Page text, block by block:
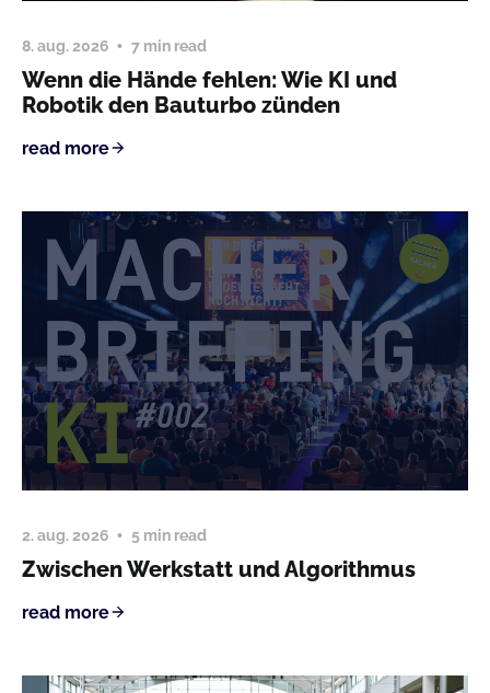
8. aug. 2026 7 min read
Wenn die Hände fehlen: Wie KI und
Robotik den Bauturbo zünden
read more
2. aug. 2026 5 min read
Zwischen Werkstatt und Algorithmus
read more